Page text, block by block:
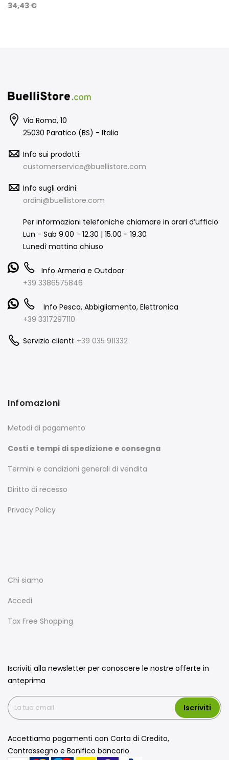
34,43 €
Via Roma, 10
25030 Paratico (BS) - Italia
Info sui prodotti:
customerservice@buellistore.com
Info sugli ordini:
ordini@buellistore.com
Per informazioni telefoniche chiamare in orari d’ufficio
Lun - Sab 9.00 - 12.30 | 15.00 - 19.30
Lunedì mattina chiuso
Info Armeria e Outdoor
+39 3386575846
Info Pesca, Abbigliamento, Elettronica
+39 3317297110
Servizio clienti: +39 035 911332
Infomazioni
Metodi di pagamento
Costi e tempi di spedizione e consegna
Termini e condizioni generali di vendita
Diritto di recesso
Privacy Policy
Chi siamo
Accedi
Tax Free Shopping
Iscriviti alla newsletter per conoscere le nostre offerte in
anteprima
Iscriviti
Accettiamo pagamenti con Carta di Credito,
Contrassegno e Bonifico bancario